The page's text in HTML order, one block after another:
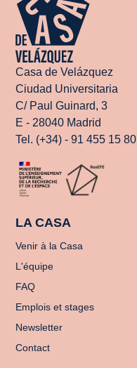
Casa de Velázquez
Ciudad Universitaria
C/ Paul Guinard, 3
E - 28040 Madrid
Tel. (+34) - 91 455 15 80
LA CASA
Venir à la Casa
L'équipe
FAQ
Emplois et stages
Newsletter
Contact